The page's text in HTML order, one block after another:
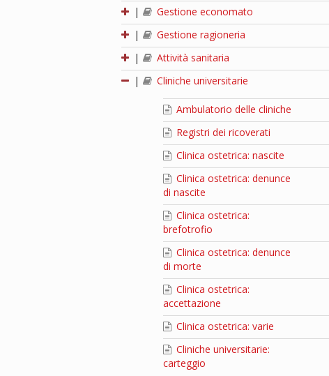
|
Gestione economato
|
Gestione ragioneria
|
Attività sanitaria
|
Cliniche universitarie
Ambulatorio delle cliniche
Registri dei ricoverati
Clinica ostetrica: nascite
Clinica ostetrica: denunce
di nascite
Clinica ostetrica:
brefotrofio
Clinica ostetrica: denunce
di morte
Clinica ostetrica:
accettazione
Clinica ostetrica: varie
Cliniche universitarie:
carteggio